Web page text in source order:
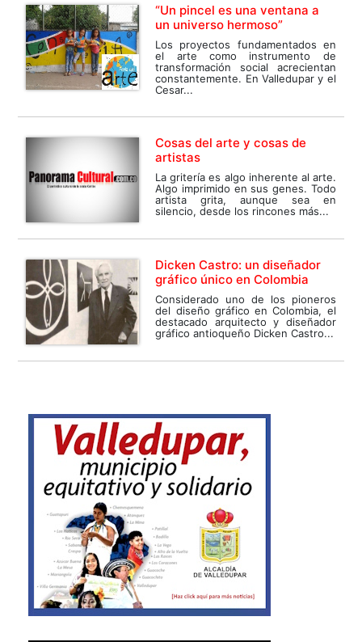
“Un pincel es una ventana a
un universo hermoso”
Los proyectos fundamentados en
el arte como instrumento de
transformación social acrecientan
constantemente. En Valledupar y el
Cesar...
Cosas del arte y cosas de
artistas
La gritería es algo inherente al arte.
Algo imprimido en sus genes. Todo
artista grita, aunque sea en
silencio, desde los rincones más...
Dicken Castro: un diseñador
gráfico único en Colombia
Considerado uno de los pioneros
del diseño gráfico en Colombia, el
destacado arquitecto y diseñador
gráfico antioqueño Dicken Castro...